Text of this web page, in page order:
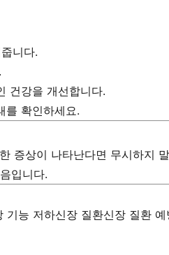
니다.
건강을 개선합니다.
를 확인하세요.
증상이 나타난다면 무시하지
입니다.
기능 저하신장 질환신장 질환 예